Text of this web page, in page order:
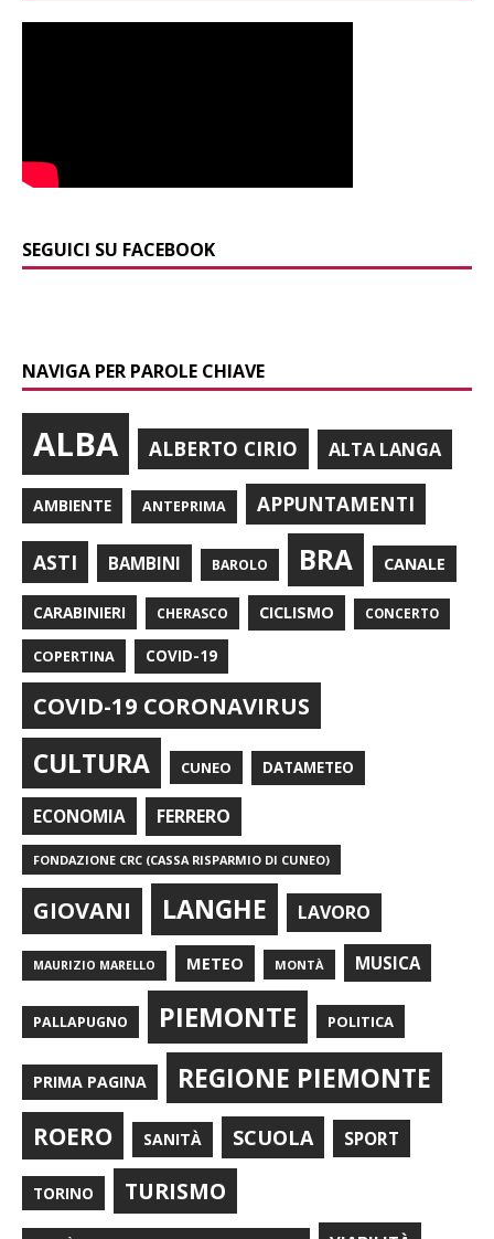
SEGUICI SU FACEBOOK
NAVIGA PER PAROLE CHIAVE
ALBA ALBERTO CIRIO ALTA LANGA
AMBIENTE ANTEPRIMA APPUNTAMENTI
ASTI BAMBINI BAROLO BRA CANALE
CARABINIERI CHERASCO CICLISMO CONCERTO
COPERTINA COVID-19
COVID-19 CORONAVIRUS
CULTURA CUNEO DATAMETEO
ECONOMIA FERRERO
FONDAZIONE CRC (CASSA RISPARMIO DI CUNEO)
GIOVANI LANGHE LAVORO
MAURIZIO MARELLO METEO MONTÀ MUSICA
PALLAPUGNO PIEMONTE POLITICA
PRIMA PAGINA REGIONE PIEMONTE
ROERO SANITÀ SCUOLA SPORT
TORINO TURISMO